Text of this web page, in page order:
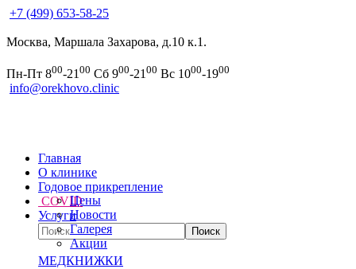
+7 (499) 653-58-25
Москва, Маршала Захарова, д.10 к.1.
Пн-Пт 800-21 00 Сб 900-21 00 Вс 1000-1900
info@orekhovo.clinic
Главная
О клинике
Цены
Новости
Галерея
Акции
Годовое прикрепление
COVID
Услуги
МЕДКНИЖКИ